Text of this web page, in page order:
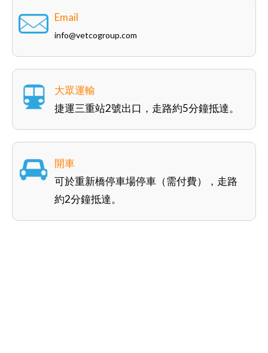
Email
info@vetcogroup.com
大眾運輸
捷運三重站2號出口，走路約5分鐘抵達。
開車
可於重新橋停車場停車（需付費），走路
約2分鐘抵達。